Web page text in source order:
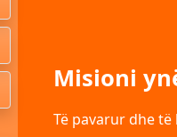
Misioni
Të pavarur dhe